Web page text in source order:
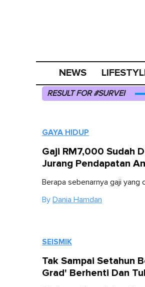
NEWS
RESULT FOR #SURVEI
GAYA HIDUP
Gaji RM7,000 Sudah
Jurang Pendapatan
Berapa sebenarnya gaji yang
By Dania Hamdan
SEISMIK
Tak Sampai Setahun
Grad' Berhenti Dan